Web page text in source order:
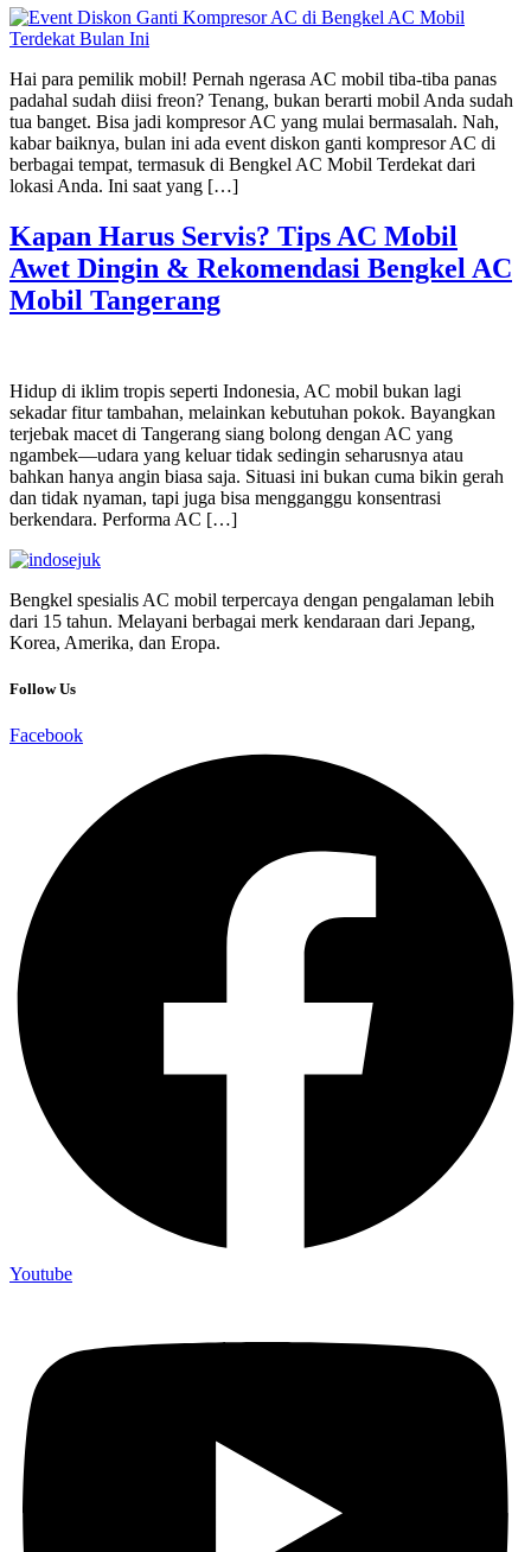
Hai para pemilik mobil! Pernah ngerasa AC mobil tiba-tiba panas
padahal sudah diisi freon? Tenang, bukan berarti mobil Anda sudah
tua banget. Bisa jadi kompresor AC yang mulai bermasalah. Nah,
kabar baiknya, bulan ini ada event diskon ganti kompresor AC di
berbagai tempat, termasuk di Bengkel AC Mobil Terdekat dari
lokasi Anda. Ini saat yang […]
Kapan Harus Servis? Tips AC Mobil
Awet Dingin & Rekomendasi Bengkel AC
Mobil Tangerang
Hidup di iklim tropis seperti Indonesia, AC mobil bukan lagi
sekadar fitur tambahan, melainkan kebutuhan pokok. Bayangkan
terjebak macet di Tangerang siang bolong dengan AC yang
ngambek—udara yang keluar tidak sedingin seharusnya atau
bahkan hanya angin biasa saja. Situasi ini bukan cuma bikin gerah
dan tidak nyaman, tapi juga bisa mengganggu konsentrasi
berkendara. Performa AC […]
Bengkel spesialis AC mobil terpercaya dengan pengalaman lebih
dari 15 tahun. Melayani berbagai merk kendaraan dari Jepang,
Korea, Amerika, dan Eropa.
Follow Us
Facebook
Youtube